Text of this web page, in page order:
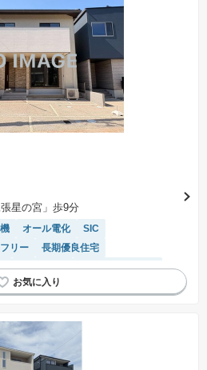
です。
」が表記してある時、そのプラン例は特定の建築請
外で建てた場合、同様のものが同価格で建てられる
するものではありません。
する建物の建築請負契約が、一定期間内に成立する
いいます。建築請負契約成立に向けて設計プランを
る建物の設計協議をするために必要な相当の期間の
満たすプランが実現できたかどうかにより結論を出
とされています。納得のいくプランが出来ず、建築請
白紙に戻り、土地契約にかかった代金（土地代金、
全て返却されます。
消費税込みの「総額表示」で統一しています。
ては「消費税を除いた建物価格」と「土地価格」の
決済、引き渡し時にかかる費用を表示しています。
、ご自身で十分な確認をしていただくようにお願い
星の宮」歩9分
オール電化
SIC
リー
長期優良住宅
浴室乾燥機
システムキッチン
陽当り良好